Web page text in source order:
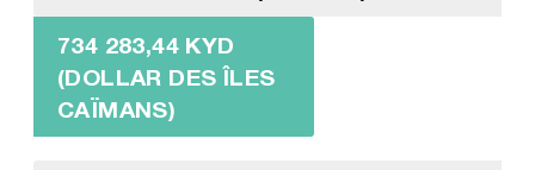
734 283,44 KYD
(DOLLAR DES ÎLES
CAÏMANS)